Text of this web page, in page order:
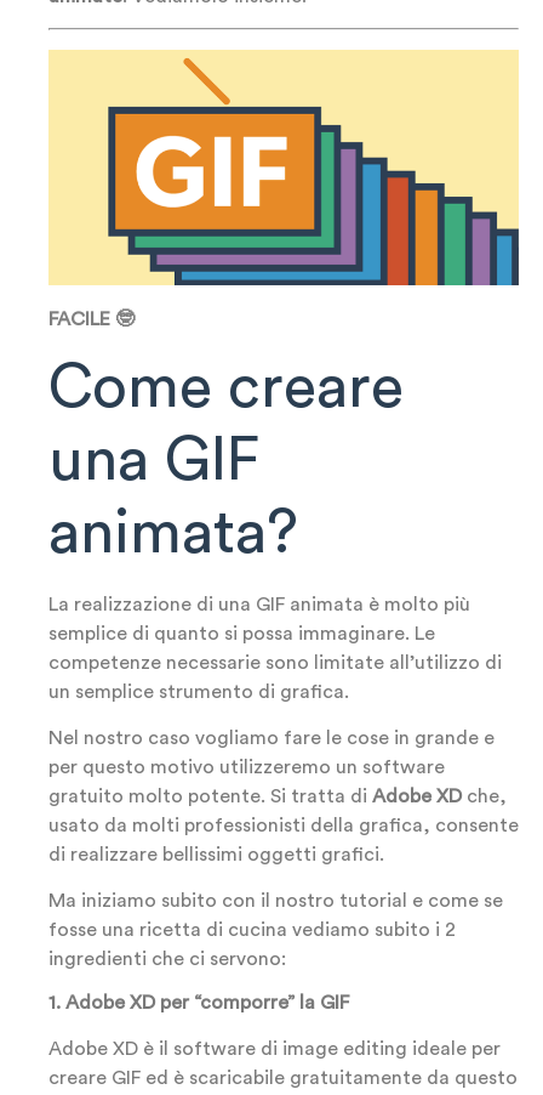
FACILE 🤓
Come creare
una GIF
animata?
La realizzazione di una GIF animata è molto più
semplice di quanto si possa immaginare. Le
competenze necessarie sono limitate all’utilizzo di
un semplice strumento di grafica.
Nel nostro caso vogliamo fare le cose in grande e
per questo motivo utilizzeremo un software
gratuito molto potente. Si tratta di Adobe XD che,
usato da molti professionisti della grafica, consente
di realizzare bellissimi oggetti grafici.
Ma iniziamo subito con il nostro tutorial e come se
fosse una ricetta di cucina vediamo subito i 2
ingredienti che ci servono:
1. Adobe XD per “comporre” la GIF
Adobe XD è il software di image editing ideale per
creare GIF ed è scaricabile gratuitamente da questo